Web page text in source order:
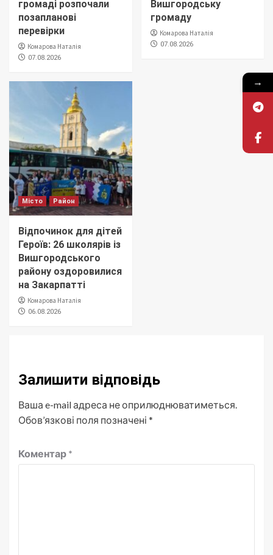
громаді розпочали
позапланові
перевірки
Комарова Наталія
07.08.2026
Вишгородську
громаду
Комарова Наталія
07.08.2026
Місто Район
Відпочинок для дітей
Героїв: 26 школярів із
Вишгородського
району оздоровилися
на Закарпатті
Комарова Наталія
06.08.2026
Залишити відповідь
Ваша e-mail адреса не оприлюднюватиметься.
Обов’язкові поля позначені *
Коментар *
→